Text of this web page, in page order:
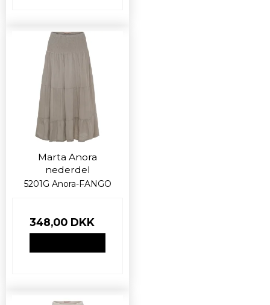
Marta Anora
nederdel
5201G Anora-FANGO
348,00 DKK